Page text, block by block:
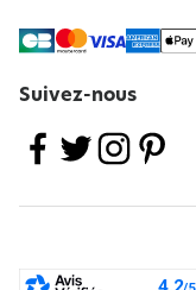
Suivez-nous